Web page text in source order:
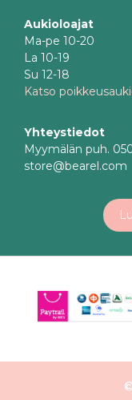
Aukioloajat
Ma-pe 10-20
La 10-19
Su 12-18
Katso
Yhteystiedot
Myymälän puh.
store@bearel.com